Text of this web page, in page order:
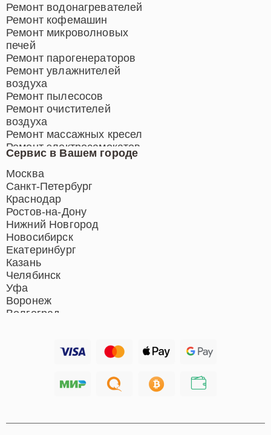
Сервис в Вашем городе
Москва
Санкт-Петербург
Краснодар
Ростов-на-Дону
Нижний Новгород
Новосибирск
Екатеринбург
Казань
Челябинск
Уфа
Воронеж
Волгоград
Хабаровск
Иркутск
Ремонт водонагревателей
Ремонт кофемашин
Ремонт микроволновых
печей
Ремонт парогенераторов
Ремонт увлажнителей
воздуха
Ремонт пылесосов
Ремонт очистителей
воздуха
Ремонт массажных кресел
Ремонт электросамокатов
Ремонт индукционных плит
Ремонт роботов-пылесосов
Ремонт гладильных систем
Ремонт отпаривателей
Ремонт вертикальных
пылесосов